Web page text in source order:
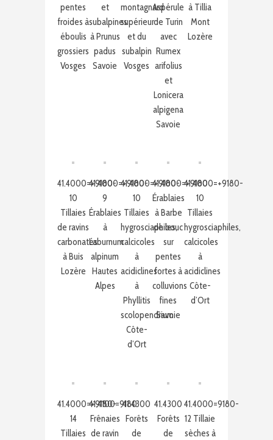
pentes
froides à
éboulis
grossiers
Vosges
et
subalpines
à Prunus
padus
Savoie
montagnard
supérieur
et du
subalpin
Vosges
Aspérule
de Turin
avec
Rumex
arifolius
et
Lonicera
alpigena
Savoie
à Tillia
Mont
Lozère
41.4000=+9180-
10
Tillaies
de ravins
carbonatés
à Buis
Lozère
41.4000=+9180-
9
Érablaies
à
Laburnum
alpinum
Hautes
Alpes
41.4000=+9180-
10
Tillaies
hygrosciaphiles,
calcicoles
à
acidiclines
à
Phyllitis
scolopendrium
Côte-
d’Ort
41.4000=+9180
Érablaies
à Barbe
de bouc
sur
pentes
fortes à
colluvions
fines
Savoie
41.4000=+9180-
10
Tillaies
hygrosciaphiles,
calcicoles
à
acidiclines
Côte-
d’Ort
41.4000=+9180-
14
Tillaies
41.4100=9180
Frênaies
de ravin
41.4300
Forêts
de
41.4300
Forêts
de
41.4000=9180-
12 Tillaie
sèches à